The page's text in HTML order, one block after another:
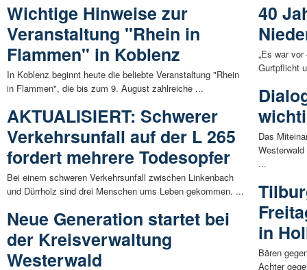
Wichtige Hinweise zur
Veranstaltung "Rhein in
Flammen" in Koblenz
In Koblenz beginnt heute die beliebte Veranstaltung "Rhein
in Flammen", die bis zum 9. August zahlreiche ...
AKTUALISIERT: Schwerer
Verkehrsunfall auf der L 265
fordert mehrere Todesopfer
Bei einem schweren Verkehrsunfall zwischen Linkenbach
und Dürrholz sind drei Menschen ums Leben gekommen. ...
Neue Generation startet bei
der Kreisverwaltung
Westerwald
40
„Es war
Gurtpflicht
Das
...
in
Bären
Achter